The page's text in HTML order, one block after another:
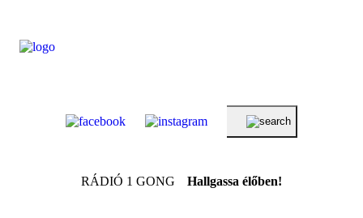
RÁDIÓ 1 GONG Hallgassa élőben!